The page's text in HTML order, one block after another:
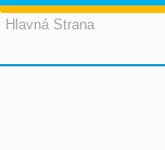
Hlavná Strana